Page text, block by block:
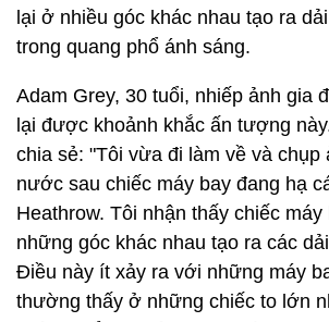
lại ở nhiều góc khác nhau tạo ra
trong quang phổ ánh sáng.
Adam Grey, 30 tuổi, nhiếp ảnh gia
lại được khoảnh khắc ấn tượng
chia sẻ: "Tôi vừa đi làm về và chụp
nước sau chiếc máy bay đang hạ
Heathrow. Tôi nhận thấy chiếc
những góc khác nhau tạo ra các
Điều này ít xảy ra với những máy
thường thấy ở những chiếc to lớn